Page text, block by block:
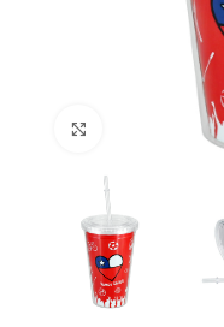
Click to enlarge